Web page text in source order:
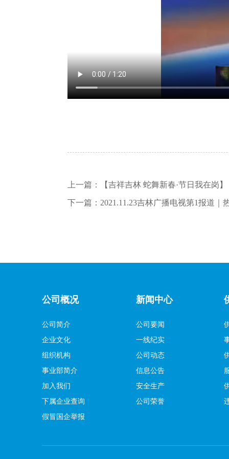
上一篇： 【吉祥吉林 蛇舞新春·节日我在岗
下一篇： 2021.11.23吉林广播电视第1报道
公司概况
公司简介
企业文化
组织机构
事业部简介
加入我们
下属企业查询
假冒国企举报
新闻中心
公司要闻
一线纪实
公司动态
信息公告
安全生产
公司荣誉